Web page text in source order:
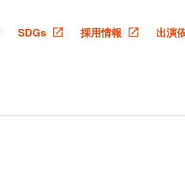
SDGs 採用情報 出演